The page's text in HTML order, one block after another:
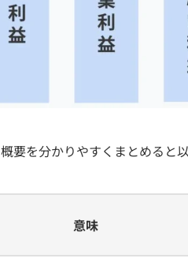
要を分かりやすくまとめると
意味